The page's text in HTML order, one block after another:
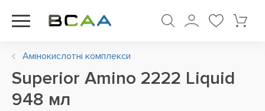
Амінокислотні комплекси
Superior Amino 2222 Liquid
948 мл